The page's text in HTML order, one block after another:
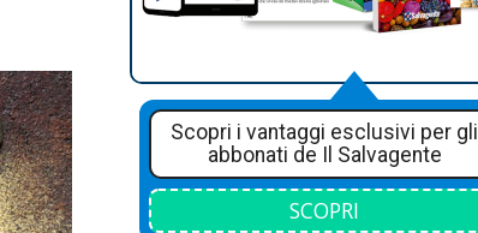
Scopri i vantaggi esclusivi per gli
abbonati de Il Salvagente
SCOPRI